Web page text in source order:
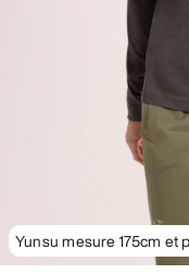
Yunsu mesure 175cm et